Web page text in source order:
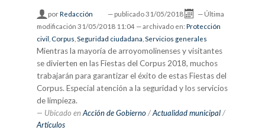
porRedacción — publicado31/05/2018 — Última
modificación 31/05/2018 11:04 — archivado en: Protección
civil Corpus Seguridad ciudadana Servicios generales
Mientras la mayoría de arroyomolinenses y visitantes
se divierten en las Fiestas del Corpus 2018, muchos
trabajarán para garantizar el éxito de estas Fiestas del
Corpus. Especial atención a la seguridad y los servicios
de limpieza.
Ubicado en Acción de Gobierno /Actualidad municipal /
Artículos